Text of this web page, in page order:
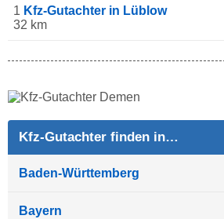
1 Kfz-Gutachter in Lüblow
32 km
Kfz-Gutachter finden in…
Baden-Württemberg
Bayern